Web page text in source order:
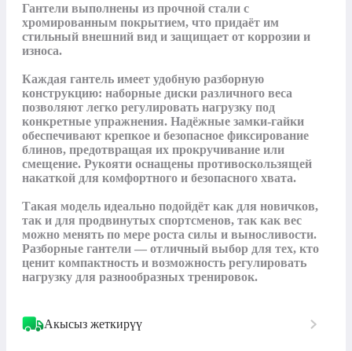
Гантели выполнены из прочной стали с
хромированным покрытием, что придаёт им
стильный внешний вид и защищает от коррозии и
износа.
Каждая гантель имеет удобную разборную
конструкцию: наборные диски различного веса
позволяют легко регулировать нагрузку под
конкретные упражнения. Надёжные замки-гайки
обеспечивают крепкое и безопасное фиксирование
блинов, предотвращая их прокручивание или
смещение. Рукояти оснащены противоскользящей
накаткой для комфортного и безопасного хвата.
Такая модель идеально подойдёт как для новичков,
так и для продвинутых спортсменов, так как вес
можно менять по мере роста силы и выносливости.
Разборные гантели — отличный выбор для тех, кто
ценит компактность и возможность регулировать
нагрузку для разнообразных тренировок.
Акысыз жеткирүү